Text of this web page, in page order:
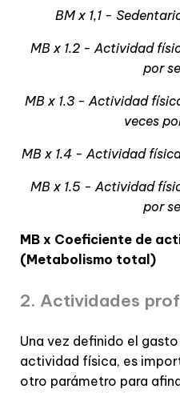
BM x 1,1 -
MB x 1.2 - Actividad
por
MB x 1.3 - Actividad
veces
MB x 1.4 - Actividad
MB x 1.5 - Actividad
por
MB x Coeficiente de
(Metabolismo total)
2. Actividades
Una vez definido el
actividad física, es
otro parámetro para